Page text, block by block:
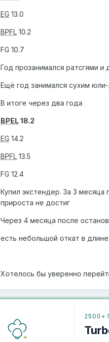
EG 13.0
BPFL 10.2
FG 10.7
Год прозанимался ратсгями и
Ещё год занимался сухим
В итоге через два года
BPEL18.2
EG 14.2
BPFL 13.5
FG 12.4
Купил экстендер. За 3
прироста не достиг
Через 4 месяца после
есть небольшой откат в длине.
Хотелось бы уверенно